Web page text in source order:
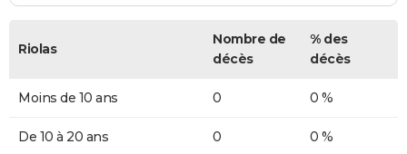
Riolas
Nombre de
décès
% des
décès
Moins de 10 ans 0 0 %
De 10 à 20 ans 0 0 %